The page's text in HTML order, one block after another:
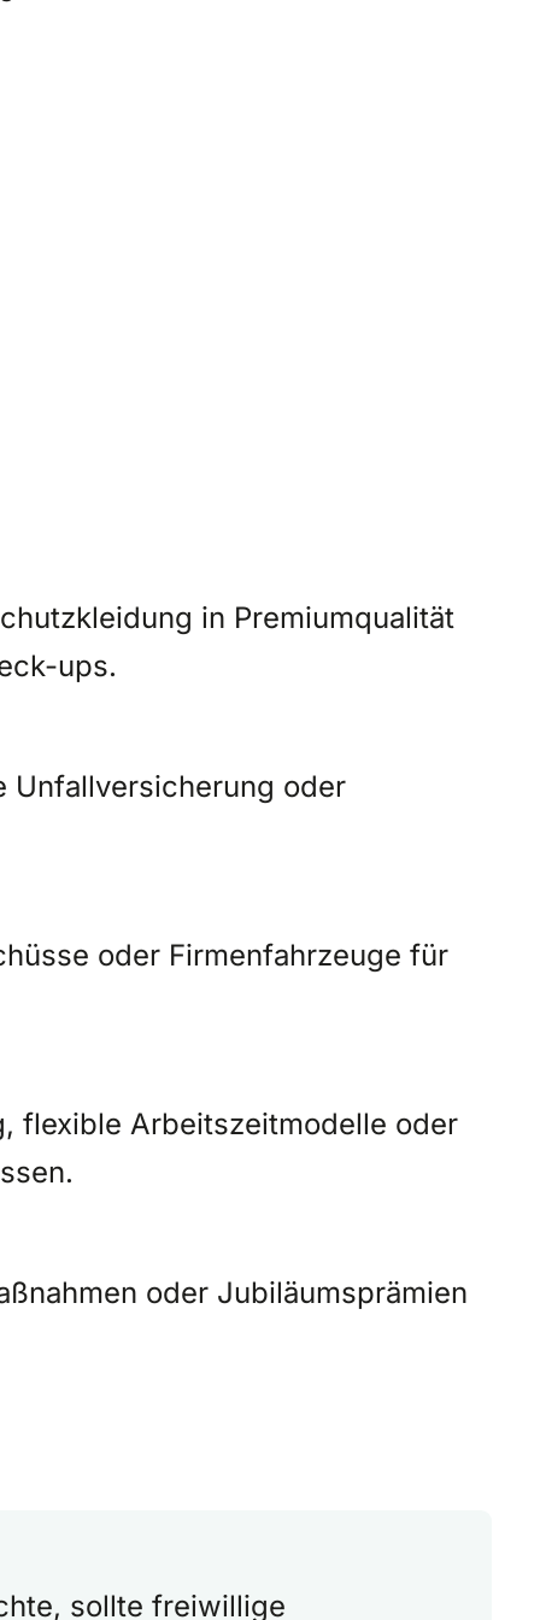
in Premiumqualität
ups.
Unfallversicherung oder
oder Firmenfahrzeuge für
flexible Arbeitszeitmodelle oder
oder Jubiläumsprämien
sollte freiwillige